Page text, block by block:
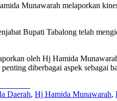
Munawarah melaporkan
Bupati Tabalong telah
oleh Hj Hamida
diberbagai aspek sebagai
Daerah, Hj Hamida Munawarah,